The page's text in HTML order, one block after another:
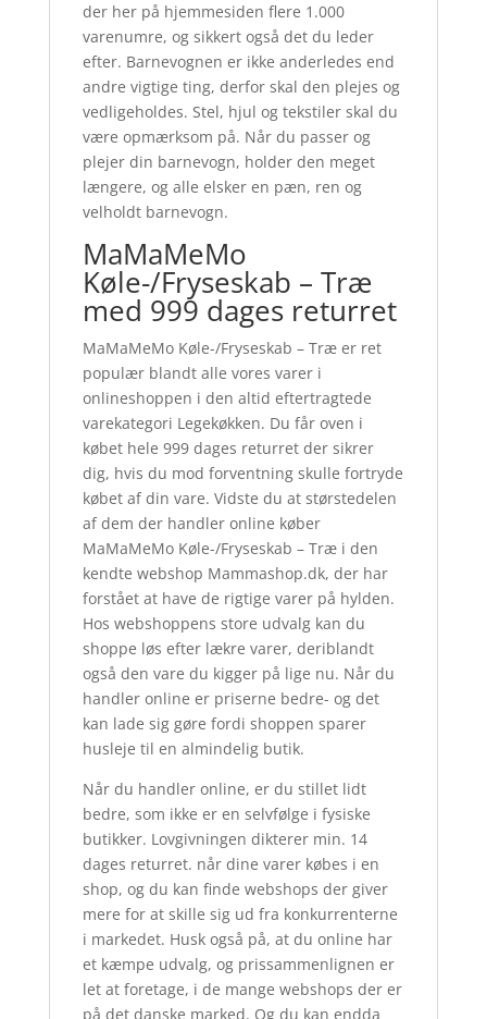
der her på hjemmesiden flere 1.000
varenumre, og sikkert også det du leder
efter. Barnevognen er ikke anderledes end
andre vigtige ting, derfor skal den plejes og
vedligeholdes. Stel, hjul og tekstiler skal du
være opmærksom på. Når du passer og
plejer din barnevogn, holder den meget
længere, og alle elsker en pæn, ren og
velholdt barnevogn.
MaMaMeMo
Køle-/Fryseskab – Træ
med 999 dages returret
MaMaMeMo Køle-/Fryseskab – Træ er ret
populær blandt alle vores varer i
onlineshoppen i den altid eftertragtede
varekategori Legekøkken. Du får oven i
købet hele 999 dages returret der sikrer
dig, hvis du mod forventning skulle fortryde
købet af din vare. Vidste du at størstedelen
af dem der handler online køber
MaMaMeMo Køle-/Fryseskab – Træ i den
kendte webshop Mammashop.dk, der har
forstået at have de rigtige varer på hylden.
Hos webshoppens store udvalg kan du
shoppe løs efter lækre varer, deriblandt
også den vare du kigger på lige nu. Når du
handler online er priserne bedre- og det
kan lade sig gøre fordi shoppen sparer
husleje til en almindelig butik.
Når du handler online, er du stillet lidt
bedre, som ikke er en selvfølge i fysiske
butikker. Lovgivningen dikterer min. 14
dages returret. når dine varer købes i en
shop, og du kan finde webshops der giver
mere for at skille sig ud fra konkurrenterne
i markedet. Husk også på, at du online har
et kæmpe udvalg, og prissammenlignen er
let at foretage, i de mange webshops der er
på det danske marked. Og du kan endda